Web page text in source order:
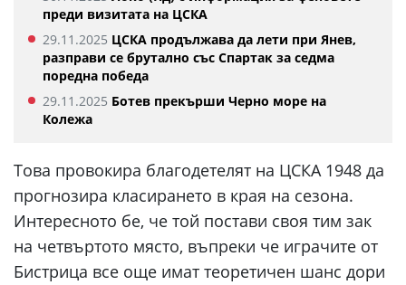
преди визитата на ЦСКА
29.11.2025 ЦСКА продължава да лети при Янев,
разправи се брутално със Спартак за седма
поредна победа
29.11.2025 Ботев прекърши Черно море на
Колежа
Това провокира благодетелят на ЦСКА 1948 да
прогнозира класирането в края на сезона.
Интересното бе, че той постави своя тим зак
на четвъртото място, въпреки че играчите от
Бистрица все още имат теоретичен шанс дори